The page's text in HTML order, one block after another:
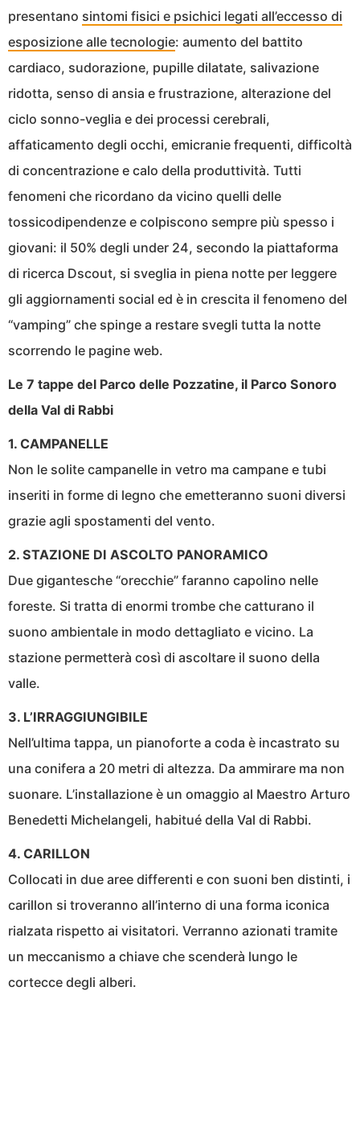
presentano sintomi fisici e psichici legati all’eccesso di
esposizione alle tecnologie: aumento del battito
cardiaco, sudorazione, pupille dilatate, salivazione
ridotta, senso di ansia e frustrazione, alterazione del
ciclo sonno-veglia e dei processi cerebrali,
affaticamento degli occhi, emicranie frequenti, difficoltà
di concentrazione e calo della produttività. Tutti
fenomeni che ricordano da vicino quelli delle
tossicodipendenze e colpiscono sempre più spesso i
giovani: il 50% degli under 24, secondo la piattaforma
di ricerca Dscout, si sveglia in piena notte per leggere
gli aggiornamenti social ed è in crescita il fenomeno del
“vamping” che spinge a restare svegli tutta la notte
scorrendo le pagine web.
Le 7 tappe del Parco delle Pozzatine, il Parco Sonoro
della Val di Rabbi
1. CAMPANELLE
Non le solite campanelle in vetro ma campane e tubi
inseriti in forme di legno che emetteranno suoni diversi
grazie agli spostamenti del vento.
2. STAZIONE DI ASCOLTO PANORAMICO
Due gigantesche “orecchie” faranno capolino nelle
foreste. Si tratta di enormi trombe che catturano il
suono ambientale in modo dettagliato e vicino. La
stazione permetterà così di ascoltare il suono della
valle.
3. L’IRRAGGIUNGIBILE
Nell’ultima tappa, un pianoforte a coda è incastrato su
una conifera a 20 metri di altezza. Da ammirare ma non
suonare. L’installazione è un omaggio al Maestro Arturo
Benedetti Michelangeli, habitué della Val di Rabbi.
4. CARILLON
Collocati in due aree differenti e con suoni ben distinti, i
carillon si troveranno all’interno di una forma iconica
rialzata rispetto ai visitatori. Verranno azionati tramite
un meccanismo a chiave che scenderà lungo le
cortecce degli alberi.